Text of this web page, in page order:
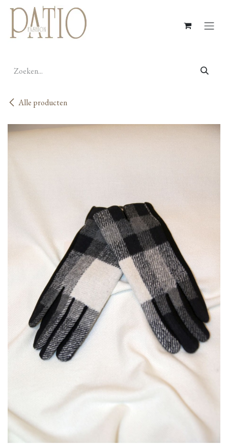
Overslaan naar inhoud
Alle producten